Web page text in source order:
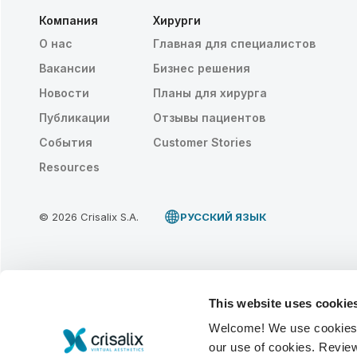
This website uses
Welcome! We use
our use of cookies.
Компания
О нас
Вакансии
Новости
Публикации
События
Resources
Хирурги
Главная для специалистов
Бизнес решения
Планы для хирурга
Отзывы пациентов
Customer Stories
© 2026 Crisalix S.A. PУССКИЙ ЯЗЫК